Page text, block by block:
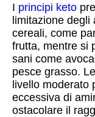
I principi keto
limitazione degli
cereali, come
frutta, mentre si
sani come
pesce grasso.
livello moderato
eccessiva di
ostacolare il